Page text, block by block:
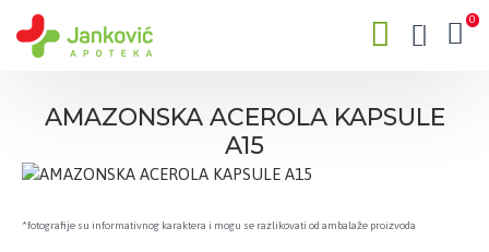
0
AMAZONSKA ACEROLA KAPSULE
A15
*fotografije su informativnog karaktera i mogu se razlikovati od ambalaže proizvoda